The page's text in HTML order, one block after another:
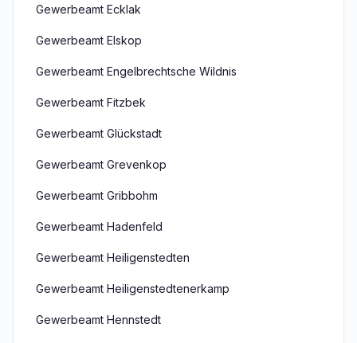
Gewerbeamt Ecklak
Gewerbeamt Elskop
Gewerbeamt Engelbrechtsche Wildnis
Gewerbeamt Fitzbek
Gewerbeamt Glückstadt
Gewerbeamt Grevenkop
Gewerbeamt Gribbohm
Gewerbeamt Hadenfeld
Gewerbeamt Heiligenstedten
Gewerbeamt Heiligenstedtenerkamp
Gewerbeamt Hennstedt